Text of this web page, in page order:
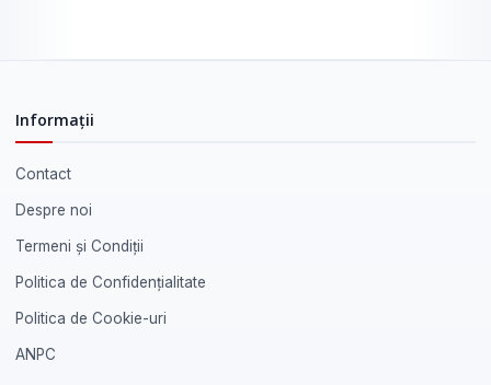
Informații
Contact
Despre noi
Termeni și Condiții
Politica de Confidențialitate
Politica de Cookie-uri
ANPC